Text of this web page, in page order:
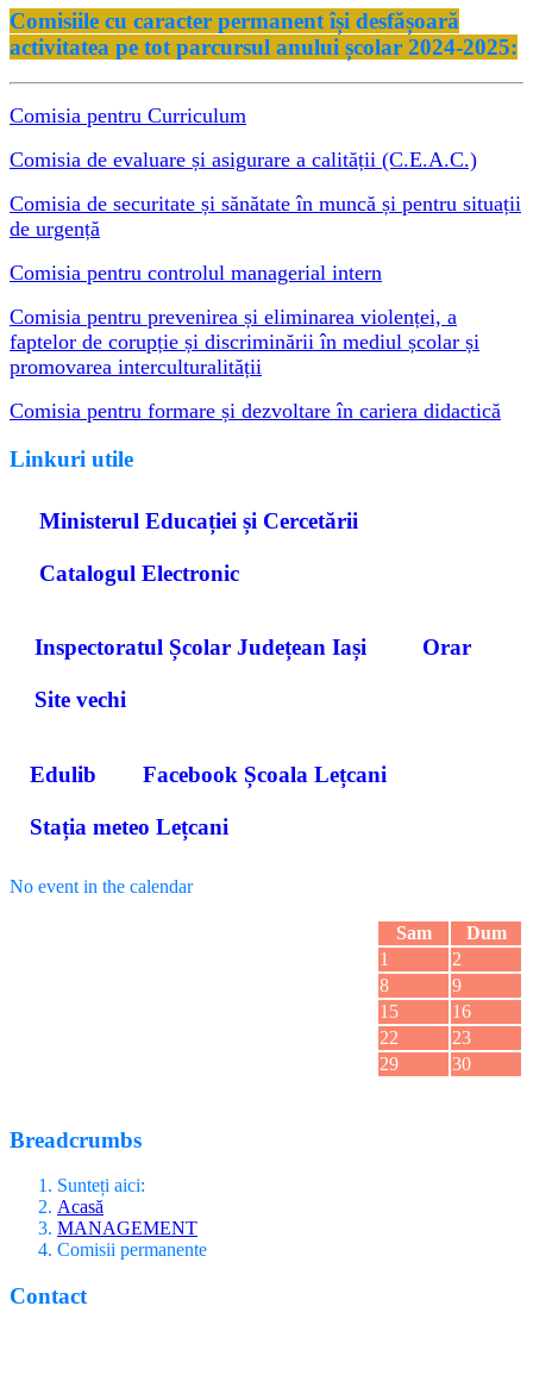
Comisiile cu caracter permanent își desfășoară
activitatea pe tot parcursul anului școlar 2024-2025:
Comisia pentru Curriculum
Comisia de evaluare și asigurare a calității (C.E.A.C.)
Comisia de securitate și sănătate în muncă și pentru situații
de urgență
Comisia pentru controlul managerial intern
Comisia pentru prevenirea și eliminarea violenței, a
faptelor de corupție și discriminării în mediul școlar și
promovarea interculturalității
Comisia pentru formare și dezvoltare în cariera didactică
Linkuri utile
Ministerul Educației și Cercetării
Catalogul Electronic
Inspectoratul Școlar Județean Iași Orar
Site vechi
Edulib Facebook Școala Lețcani
Stația meteo Lețcani
No event in the calendar
Sam
Dum
1
2
8
9
15
16
22
23
29
30
Breadcrumbs
Sunteți aici:
Acasă
MANAGEMENT
Comisii permanente
Contact